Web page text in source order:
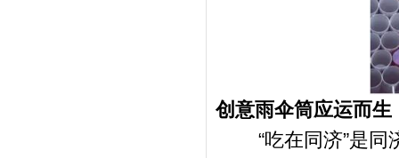
创意雨伞筒应运而生
“吃在同济”是同